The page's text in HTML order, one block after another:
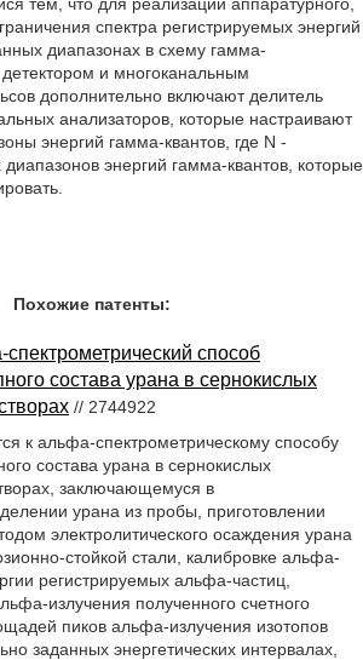
спектра регистрируемых энергий
диапазонах в схему гамма-
и многоканальным
дополнительно включают делитель
анализаторов, которые настраивают
энергий гамма-квантов, где N -
диапазонов энергий гамма-квантов, которые
Похожие патенты:
способ
состава урана в сернокислых
// 2744922
к альфа-спектрометрическому способу
состава урана в сернокислых
заключающемуся в
урана из пробы, приготовлении
электролитического осаждения урана
стойкой стали, калибровке альфа-
регистрируемых альфа-частиц,
излучения полученного счетного
пиков альфа-излучения изотопов
заданных энергетических интервалах,